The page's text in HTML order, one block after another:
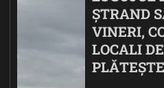
ȘTRAND
VINERI,
LOCALI